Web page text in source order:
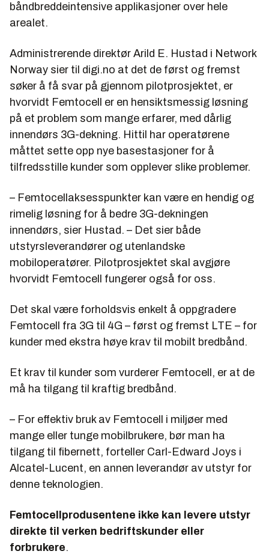
båndbreddeintensive applikasjoner over hele
arealet.
Administrerende direktør Arild E. Hustad i Network
Norway sier til digi.no at det de først og fremst
søker å få svar på gjennom pilotprosjektet, er
hvorvidt Femtocell er en hensiktsmessig løsning
på et problem som mange erfarer, med dårlig
innendørs 3G-dekning. Hittil har operatørene
måttet sette opp nye basestasjoner for å
tilfredsstille kunder som opplever slike problemer.
– Femtocellaksesspunkter kan være en hendig og
rimelig løsning for å bedre 3G-dekningen
innendørs, sier Hustad. – Det sier både
utstyrsleverandører og utenlandske
mobiloperatører. Pilotprosjektet skal avgjøre
hvorvidt Femtocell fungerer også for oss.
Det skal være forholdsvis enkelt å oppgradere
Femtocell fra 3G til 4G – først og fremst LTE – for
kunder med ekstra høye krav til mobilt bredbånd.
Et krav til kunder som vurderer Femtocell, er at de
må ha tilgang til kraftig bredbånd.
– For effektiv bruk av Femtocell i miljøer med
mange eller tunge mobilbrukere, bør man ha
tilgang til fibernett, forteller Carl-Edward Joys i
Alcatel-Lucent, en annen leverandør av utstyr for
denne teknologien.
Femtocellprodusentene ikke kan levere utstyr
direkte til verken bedriftskunder eller
forbrukere.